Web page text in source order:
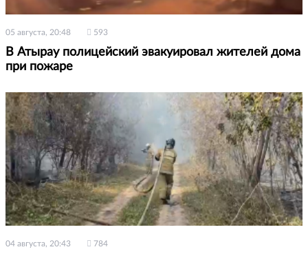
05 августа, 20:48 593
В Атырау полицейский эвакуировал жителей дома
при пожаре
04 августа, 20:43 784